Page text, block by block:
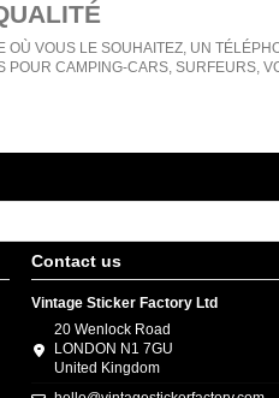
VOUS LE SOUHAITEZ, UN
CAMPING-CARS, SURFEURS,
Contact us
Vintage Sticker Factory Ltd
20 Wenlock Road
LONDON N1 7GU
United Kingdom